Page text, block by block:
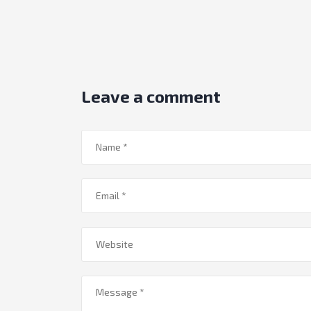
Leave a comment